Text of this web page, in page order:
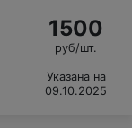
1500
руб/шт.
Указана на
09.10.2025